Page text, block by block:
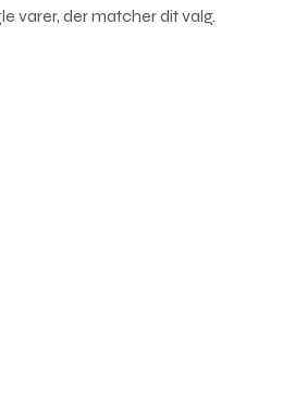
varer, der matcher dit valg.